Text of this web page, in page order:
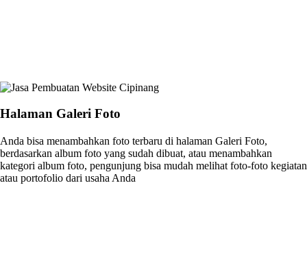
Halaman Galeri Foto
Anda bisa menambahkan foto terbaru di halaman Galeri Foto,
berdasarkan album foto yang sudah dibuat, atau menambahkan
kategori album foto, pengunjung bisa mudah melihat foto-foto kegiatan
atau portofolio dari usaha Anda